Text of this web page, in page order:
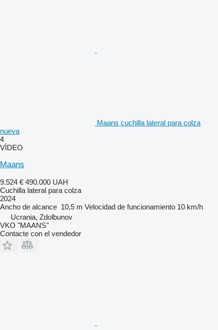
Maans cuchilla lateral para colza
nueva
4
VÍDEO
Maans
9.524 € 490.000 UAH
Cuchilla lateral para colza
2024
Ancho de alcance 10,5 m Velocidad de funcionamiento 10 km/h
Ucrania, Zdolbunov
VKO "MAANS"
Contacte con el vendedor